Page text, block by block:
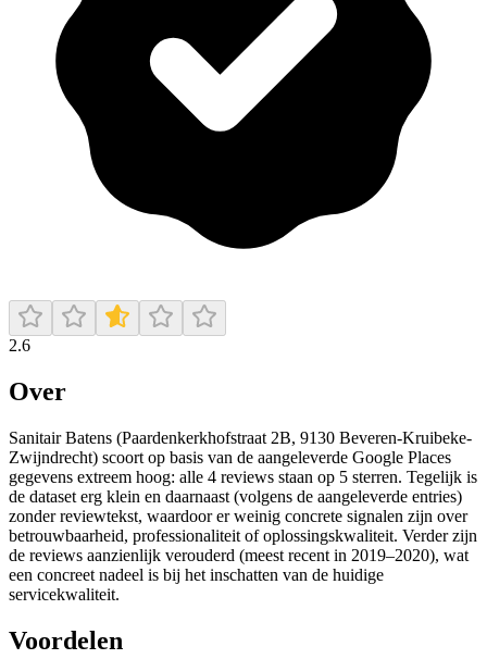
2.6
Over
Sanitair Batens (Paardenkerkhofstraat 2B, 9130 Beveren-Kruibeke-
Zwijndrecht) scoort op basis van de aangeleverde Google Places
gegevens extreem hoog: alle 4 reviews staan op 5 sterren. Tegelijk is
de dataset erg klein en daarnaast (volgens de aangeleverde entries)
zonder reviewtekst, waardoor er weinig concrete signalen zijn over
betrouwbaarheid, professionaliteit of oplossingskwaliteit. Verder zijn
de reviews aanzienlijk verouderd (meest recent in 2019–2020), wat
een concreet nadeel is bij het inschatten van de huidige
servicekwaliteit.
Voordelen